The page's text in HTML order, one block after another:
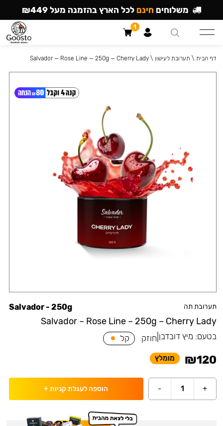
תערובת תה
Salvador – Rose Line – 250g – Cherry Lady
Salvador - 250g
בטעם: מיץ דובדבן חוזק קל
₪120 מומלץ
+
1
- הוספה לעגלת קניות +
דף הבית \ תערובת לעישון \
Salvador — Rose Line — 250g — Cherry Lady
משלוחים חינם לכל הארץ בהזמנה מעל ₪449
1